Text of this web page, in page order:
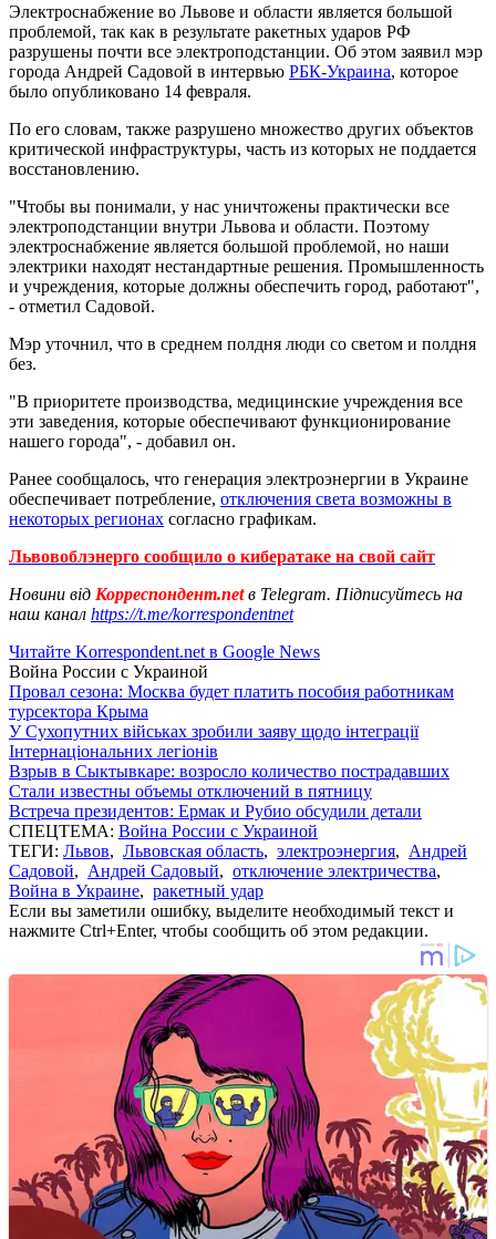
Электроснабжение во Львове и области является большой
проблемой, так как в результате ракетных ударов РФ
разрушены почти все электроподстанции. Об этом заявил мэр
города Андрей Садовой в интервью РБК-Украина, которое
было опубликовано 14 февраля.
По его словам, также разрушено множество других объектов
критической инфраструктуры, часть из которых не поддается
восстановлению.
"Чтобы вы понимали, у нас уничтожены практически все
электроподстанции внутри Львова и области. Поэтому
электроснабжение является большой проблемой, но наши
электрики находят нестандартные решения. Промышленность
и учреждения, которые должны обеспечить город, работают",
- отметил Садовой.
Мэр уточнил, что в среднем полдня люди со светом и полдня
без.
"В приоритете производства, медицинские учреждения все
эти заведения, которые обеспечивают функционирование
нашего города", - добавил он.
Ранее сообщалось, что генерация электроэнергии в Украине
обеспечивает потребление, отключения света возможны в
некоторых регионах согласно графикам.
Львовоблэнерго сообщило о кибератаке на свой сайт
Новини від Корреспондент.netв Telegram. Підписуйтесь на
наш канал https://t.me/korrespondentnet
Читайте Korrespondent.net в Google News
Война России с Украиной
Провал сезона: Москва будет платить пособия работникам
турсектора Крыма
У Сухопутних військах зробили заяву щодо інтеграції
Інтернаціональних легіонів
Взрыв в Сыктывкаре: возросло количество пострадавших
Стали известны объемы отключений в пятницу
Встреча президентов: Ермак и Рубио обсудили детали
СПЕЦТЕМА: Война России с Украиной
ТЕГИ: Львов, Львовская область, электроэнергия, Андрей
Садовой, Андрей Садовый, отключение электричества,
Война в Украине, ракетный удар
Если вы заметили ошибку, выделите необходимый текст и
нажмите Ctrl+Enter, чтобы сообщить об этом редакции.